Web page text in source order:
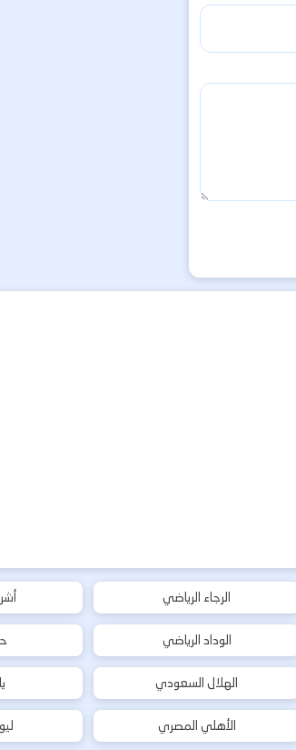
الرجاء الرياضي
الوداد الرياضي
الهلال السعودي
الأهلي المصري